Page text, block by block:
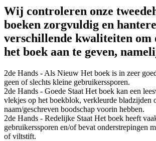
Wij controleren onze
boeken zorgvuldig en
verschillende kwaliteiten om
het boek aan te geven,
2de Hands - Als Nieuw Het boek is in zeer
geen of slechts kleine gebruikerssporen.
2de Hands - Goede Staat Het boek kan een
vlekjes op het boekblok, verkleurde bladzijden
naam/geschreven boodschap voorin hebben.
2de Hands - Redelijke Staat Het boek heeft
gebruikerssporen en/of bevat onderstrepingen
of viltstift.